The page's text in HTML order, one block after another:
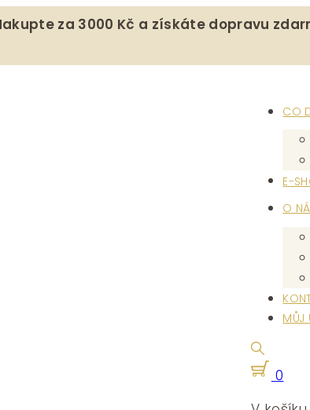
za 3000 Kč a získáte dopravu
CO
E-
O
MŮJ
0